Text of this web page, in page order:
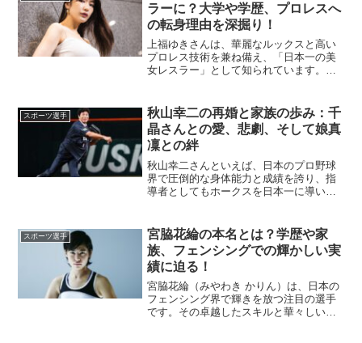
ラーに？大学や学歴、プロレスへ
の転身理由を深掘り！
上福ゆきさんは、華麗なルックスと高い
プロレス技術を兼ね備え、「日本一の美
女レスラー」として知られています。彼
学歴は？上福ゆきさんは、大学進学につ
いては詳細が明かされてい...
スポーツ選手
秋山幸二の再婚と家族の歩み：千
晶さんとの愛、悲劇、そして娘真
凜との絆
秋山幸二さんといえば、日本のプロ野球
界で圧倒的な身体能力と成績を誇り、指
導者としてもホークスを日本一に導いた
が伴いました。この記事では、秋山幸二
さんの再婚相手やその家族...
スポーツ選手
宮脇花綸の本名とは？学歴や家
族、フェンシングでの輝かしい実
績に迫る！
宮脇花綸（みやわき かりん）は、日本の
フェンシング界で輝きを放つ注目の選手
です。その卓越したスキルと華々しい経